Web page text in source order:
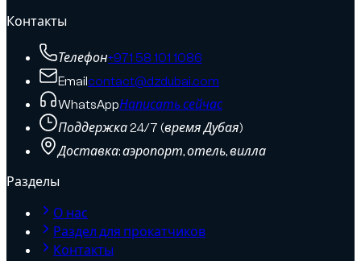
Контакты
Телефон+971 58 101 1086
Emailcontact@dzdubai.com
WhatsAppНаписать сейчас
Поддержка 24/7 (время Дубая)
Доставка: аэропорт, отель, вилла
Разделы
О нас
Раздел для прокатчиков
Контакты